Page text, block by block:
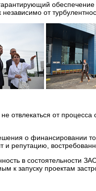
от
отвлекаться от
о финансировании
и репутацию,
в состоятельности
к запуску проектам